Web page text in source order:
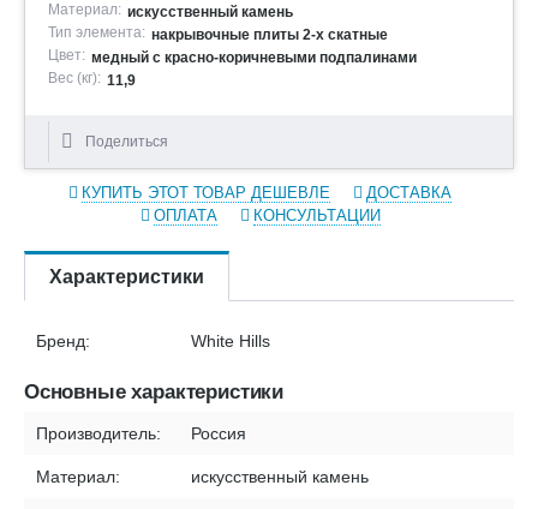
Материал: искусственный камень
Тип элемента: накрывочные плиты 2-х скатные
Цвет: медный с красно-коричневыми подпалинами
Вес (кг): 11,9
Поделиться
КУПИТЬ ЭТОТ ТОВАР ДЕШЕВЛЕ
ДОСТАВКА
ОПЛАТА
КОНСУЛЬТАЦИИ
Характеристики
Бренд: White Hills
Основные характеристики
Производитель: Россия
Материал: искусственный камень